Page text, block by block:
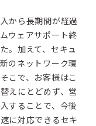
から長期間が経過
ウェアサポート終
。加えて、セキュ
のネットワーク環
こで、お客様はこ
えにとどめず、営
することで、今後
に対応できるセキ